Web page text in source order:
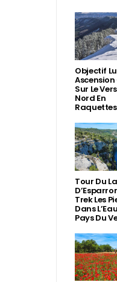
Objectif
Ascension
Sur Le
Nord En
Raquettes
Tour Du
Trek Les
Dans
Pays Du